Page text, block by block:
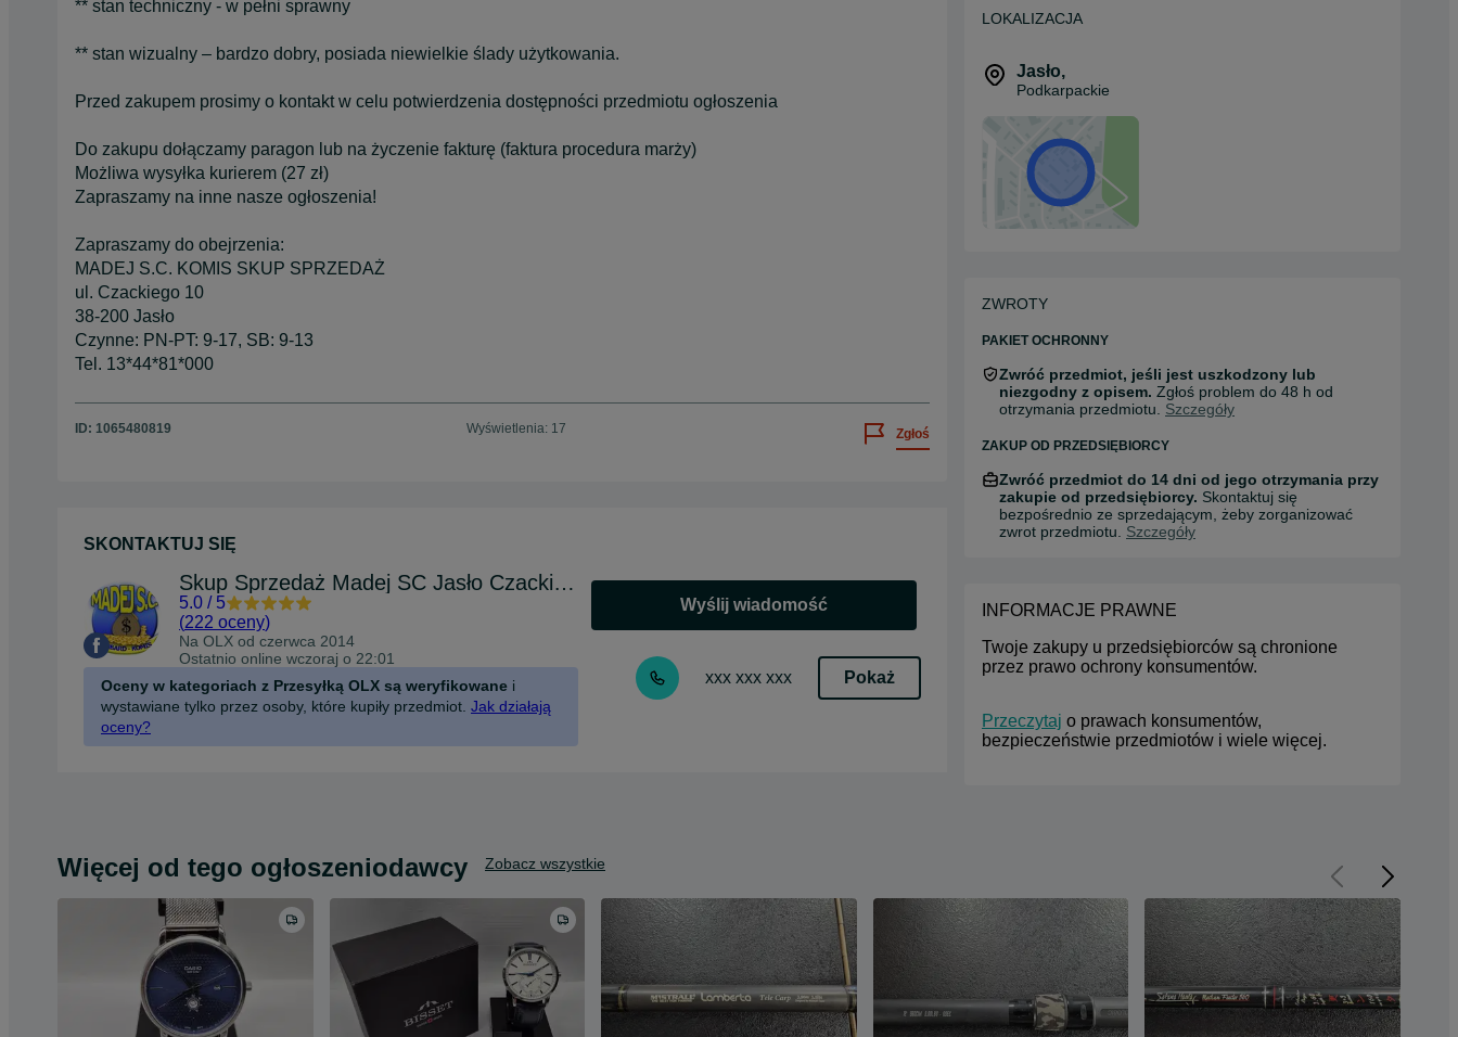
** stan techniczny - w pełni sprawny
** stan wizualny – bardzo dobry, posiada niewielkie ślady użytkowania.
Przed zakupem prosimy o kontakt w celu potwierdzenia dostępności przedmiotu ogłoszenia
Do zakupu dołączamy paragon lub na życzenie fakturę (faktura procedura marży)
Możliwa wysyłka kurierem (27 zł)
Zapraszamy na inne nasze ogłoszenia!
Zapraszamy do obejrzenia:
MADEJ S.C. KOMIS SKUP SPRZEDAŻ
ul. Czackiego 10
38-200 Jasło
Czynne: PN-PT: 9-17, SB: 9-13
Tel. 13*44*81*000
ID: 1065480819 Wyświetlenia: 17 Zgłoś
SKONTAKTUJ SIĘ
Skup Sprzedaż Madej SC Jasło Czackiego
5.0 / 5
(222 oceny)
Na OLX od czerwca 2014
Ostatnio online wczoraj o 22:01
Oceny w kategoriach z Przesyłką OLX są weryfikowane i
wystawiane tylko przez osoby, które kupiły przedmiot. Jak działają
oceny?
Wyślij wiadomość
xxx xxx xxx Pokaż
LOKALIZACJA
Jasło,
Podkarpackie
ZWROTY
PAKIET OCHRONNY
Zwróć przedmiot, jeśli jest uszkodzony lub
niezgodny z opisem. Zgłoś problem do 48 h od
otrzymania przedmiotu. Szczegóły
ZAKUP OD PRZEDSIĘBIORCY
Zwróć przedmiot do 14 dni od jego otrzymania przy
zakupie od przedsiębiorcy. Skontaktuj się
bezpośrednio ze sprzedającym, żeby zorganizować
zwrot przedmiotu. Szczegóły
INFORMACJE PRAWNE
Twoje zakupy u przedsiębiorców są chronione
przez prawo ochrony konsumentów.
Przeczytaj o prawach konsumentów,
bezpieczeństwie przedmiotów i wiele więcej.
Więcej od tego ogłoszeniodawcy Zobacz wszystkie